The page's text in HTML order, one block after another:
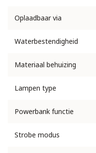
Oplaadbaar via
Waterbestendigheid
Materiaal behuizing
Lampen type
Powerbank functie
Strobe modus